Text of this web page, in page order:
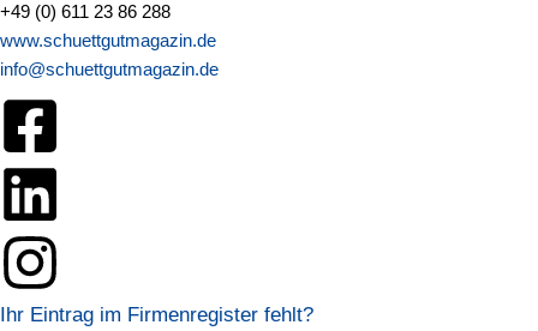
+49 (0) 611 23 86 288
www.schuettgutmagazin.de
info@schuettgutmagazin.de
Ihr Eintrag im Firmenregister fehlt?